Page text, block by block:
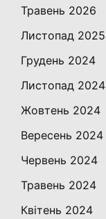
Травень 2026
Листопад 2025
Грудень 2024
Листопад 2024
Жовтень 2024
Вересень 2024
Червень 2024
Травень 2024
Квітень 2024